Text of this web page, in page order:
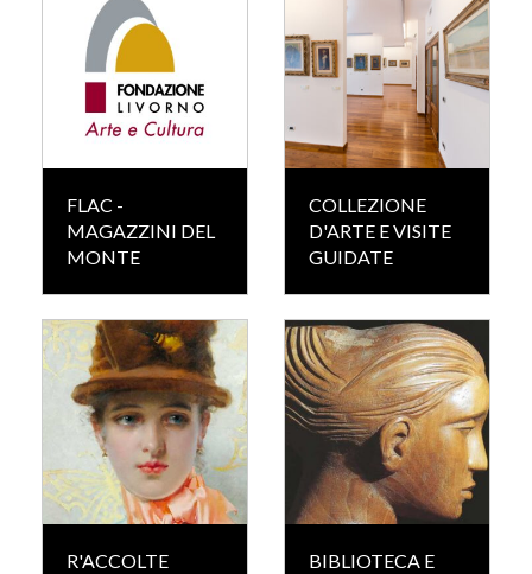
FLAC -
MAGAZZINI DEL
MONTE
COLLEZIONE
D'ARTE E VISITE
GUIDATE
R'ACCOLTE
BIBLIOTECA E